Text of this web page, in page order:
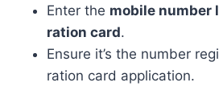
Enter the mobile number
ration card.
Ensure it’s the number
ration card application.